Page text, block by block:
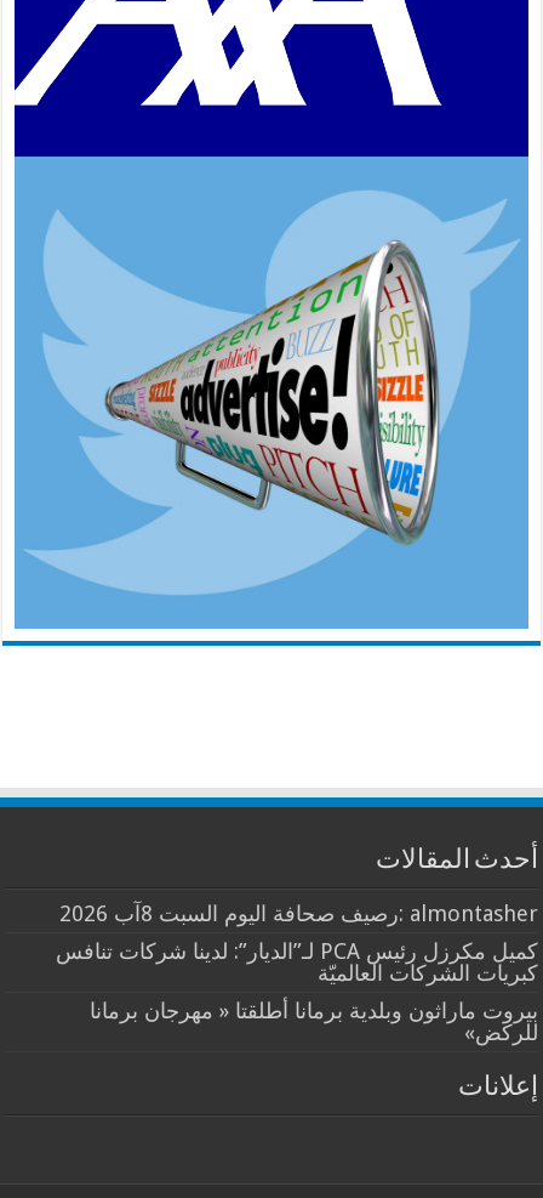
أحدث المقالات
almontasher :رصيف صحافة اليوم السبت 8آب 2026
كميل مكرزل رئيس PCA لـ”الديار”: لدينا شركات تنافس
كبريات الشركات العالميّة
بيروت ماراثون وبلدية برمانا أطلقتا « مهرجان برمانا
للركض»
إعلانات